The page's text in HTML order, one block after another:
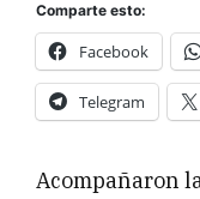
Comparte esto:
Facebook
Telegram
Acompañaron